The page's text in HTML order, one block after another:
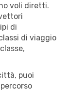
voli diretti.
di
di viaggio
puoi